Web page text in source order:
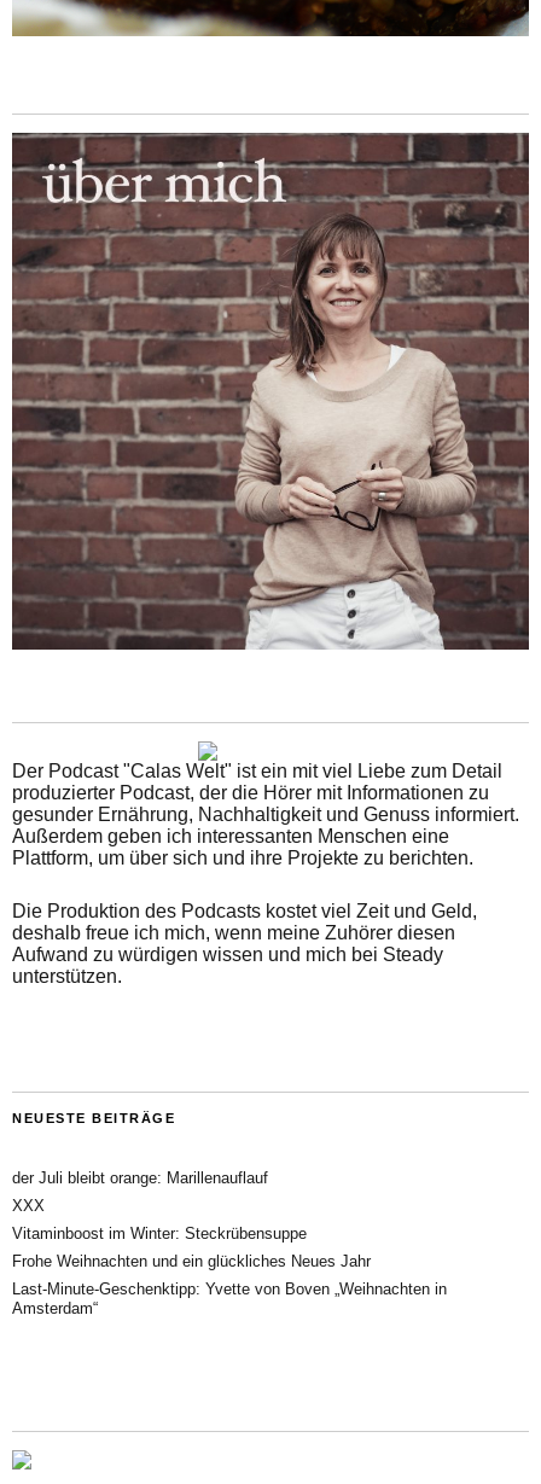
Der Podcast "Calas Welt" ist ein mit viel Liebe zum Detail
produzierter Podcast, der die Hörer mit Informationen zu
gesunder Ernährung, Nachhaltigkeit und Genuss informiert.
Außerdem geben ich interessanten Menschen eine
Plattform, um über sich und ihre Projekte zu berichten.
Die Produktion des Podcasts kostet viel Zeit und Geld,
deshalb freue ich mich, wenn meine Zuhörer diesen
Aufwand zu würdigen wissen und mich bei Steady
unterstützen.
NEUESTE BEITRÄGE
der Juli bleibt orange: Marillenauflauf
XXX
Vitaminboost im Winter: Steckrübensuppe
Frohe Weihnachten und ein glückliches Neues Jahr
Last-Minute-Geschenktipp: Yvette von Boven „Weihnachten in
Amsterdam“